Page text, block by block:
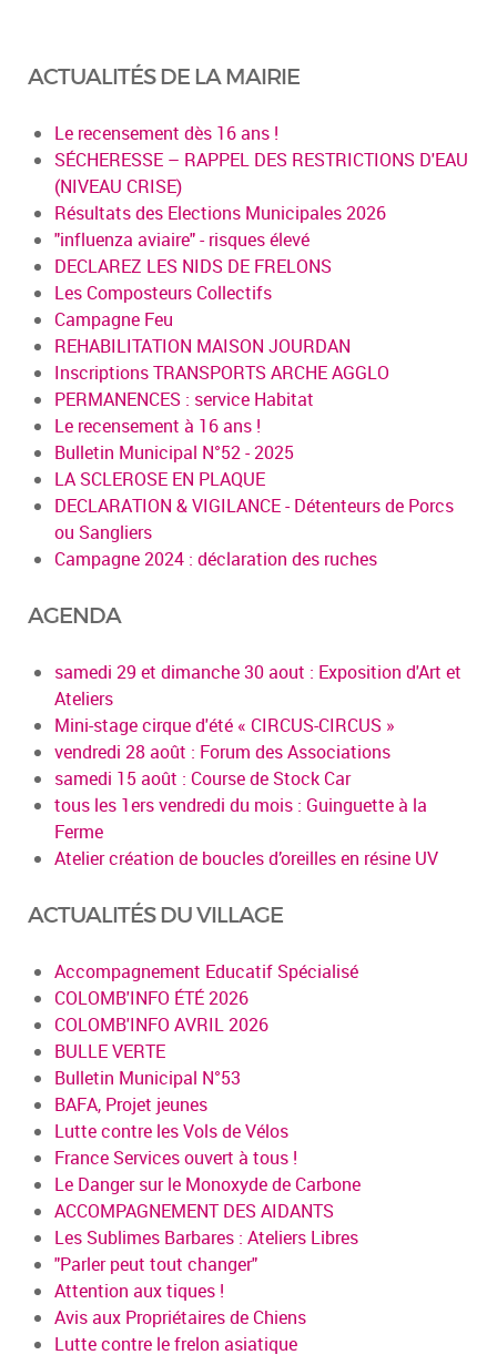
ACTUALITÉS DE LA MAIRIE
Le recensement dès 16 ans !
SÉCHERESSE – RAPPEL DES RESTRICTIONS D'EAU
(NIVEAU CRISE)
Résultats des Elections Municipales 2026
"influenza aviaire" - risques élevé
DECLAREZ LES NIDS DE FRELONS
Les Composteurs Collectifs
Campagne Feu
REHABILITATION MAISON JOURDAN
Inscriptions TRANSPORTS ARCHE AGGLO
PERMANENCES : service Habitat
Le recensement à 16 ans !
Bulletin Municipal N°52 - 2025
LA SCLEROSE EN PLAQUE
DECLARATION & VIGILANCE - Détenteurs de Porcs
ou Sangliers
Campagne 2024 : déclaration des ruches
AGENDA
samedi 29 et dimanche 30 aout : Exposition d'Art et
Ateliers
Mini-stage cirque d'été « CIRCUS-CIRCUS »
vendredi 28 août : Forum des Associations
samedi 15 août : Course de Stock Car
tous les 1ers vendredi du mois : Guinguette à la
Ferme
Atelier création de boucles d’oreilles en résine UV
ACTUALITÉS DU VILLAGE
Accompagnement Educatif Spécialisé
COLOMB'INFO ÉTÉ 2026
COLOMB'INFO AVRIL 2026
BULLE VERTE
Bulletin Municipal N°53
BAFA, Projet jeunes
Lutte contre les Vols de Vélos
France Services ouvert à tous !
Le Danger sur le Monoxyde de Carbone
ACCOMPAGNEMENT DES AIDANTS
Les Sublimes Barbares : Ateliers Libres
"Parler peut tout changer"
Attention aux tiques !
Avis aux Propriétaires de Chiens
Lutte contre le frelon asiatique